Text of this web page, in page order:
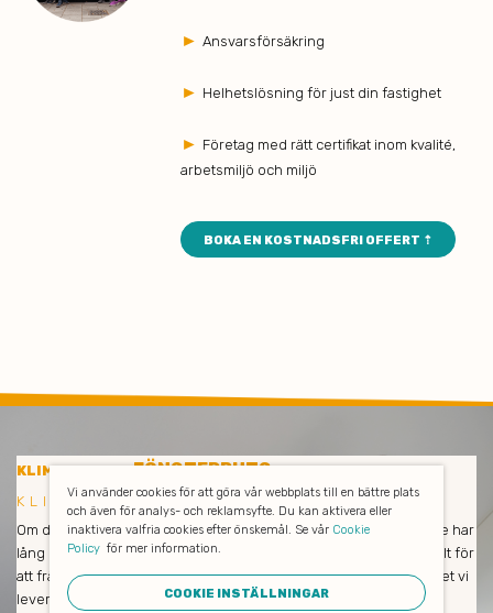
►Ansvarsförsäkring
► Helhetslösning för just din fastighet
► Företag med rätt certifikat inom kvalité,
arbetsmiljö och miljö
BOKA EN KOSTNADSFRI OFFERT ⇡
KLIMATSMARTFÖNSTERPUTS
KLIMATSMART FÖNSTERPUTS I EKERÖ
Om du är nöjd så är vi också nöjda! Våra medarbetare och städare har
lång erfarenhet och städar enbart med miljövänliga produkter. Allt för
att främja såväl dina medarbetares hälsa som naturen och klimatet vi
lever i. De avlägsnar all smuts och allt damm, putsar fönster och
Vi använder cookies för att göra vår webbplats till en bättre plats
och även för analys- och reklamsyfte. Du kan aktivera eller
inaktivera valfria cookies efter önskemål. Se vår Cookie
Policy för mer information.
COOKIE INSTÄLLNINGAR